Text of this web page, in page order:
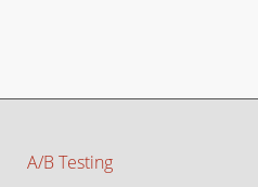
A/B Testing